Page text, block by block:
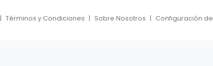
| Términos y Condiciones | Sobre Nosotros | Configuración